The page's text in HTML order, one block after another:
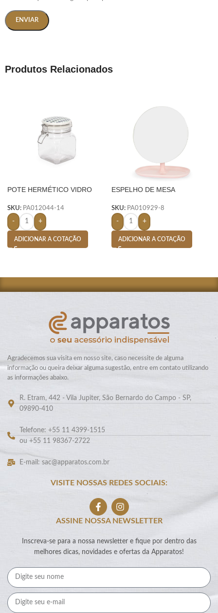
Produtos Relacionados
POTE HERMÉTICO VIDRO
SKU: PA012044-14
- +
ADICIONAR A COTAÇÃO
ESPELHO DE MESA
SKU: PA010929-8
- +
ADICIONAR A COTAÇÃO
Agradecemos sua visita em nosso site, caso necessite de alguma
informação ou queira deixar alguma sugestão, entre em contato utilizando
as informações abaixo.
R. Etram, 442 - Vila Jupiter, São Bernardo do Campo - SP,
09890-410
Telefone: +55 11 4399-1515
ou +55 11 98367-2722
E-mail: sac@apparatos.com.br
VISITE NOSSAS REDES SOCIAIS:
ASSINE NOSSA NEWSLETTER
Inscreva-se para a nossa newsletter e fique por dentro das
melhores dicas, novidades e ofertas da Apparatos!